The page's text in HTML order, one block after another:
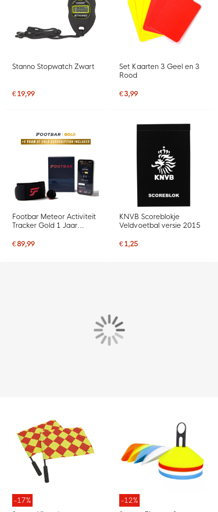
Stanno Stopwatch Zwart
€ 19,99
Set Kaarten 3 Geel en 3
Rood
€ 3,99
Footbar Meteor Activiteit
Tracker Gold 1 Jaar
€ 89,99
KNVB Scoreblokje
Veldvoetbal versie 2015
€ 1,25
-17%
-12%